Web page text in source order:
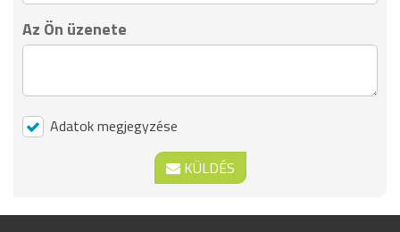
Az Ön üzenete
Adatok megjegyzése
KÜLDÉS